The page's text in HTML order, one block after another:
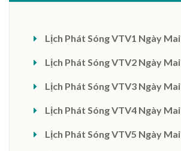
Lịch Phát Sóng VTV1 Ngày Mai
Lịch Phát Sóng VTV2 Ngày Mai
Lịch Phát Sóng VTV3 Ngày Mai
Lịch Phát Sóng VTV4 Ngày Mai
Lịch Phát Sóng VTV5 Ngày Mai